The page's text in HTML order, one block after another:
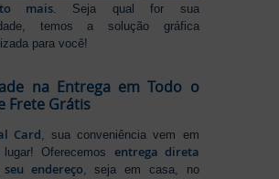
mais . Seja qual for sua
temos a solução gráfica
para você!
na Entrega em Todo o
Frete Grátis
Card, sua conveniência vem em
lugar! Oferecemos entrega direta
endereço, seja em casa, no